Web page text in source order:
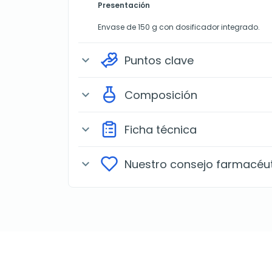
Presentación
Envase de 150 g con dosificador integrado.
expand_more Puntos clave
expand_more Composición
expand_more Ficha técnica
expand_more Nuestro consejo